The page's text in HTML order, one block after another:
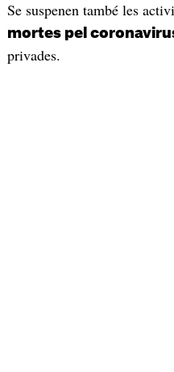
Se suspenen també les
mortes pel
privades.